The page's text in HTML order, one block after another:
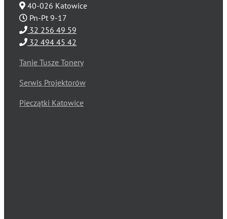
40-026 Katowice
Pn-Pt 9-17
32 256 49 59
32 494 45 42
Tanie Tusze Tonery
Serwis Projektorów
Pieczątki Katowice